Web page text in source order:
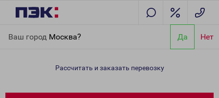
Ваш город Москва? Да Нет
Сургут
Рассчитать и заказать перевозку